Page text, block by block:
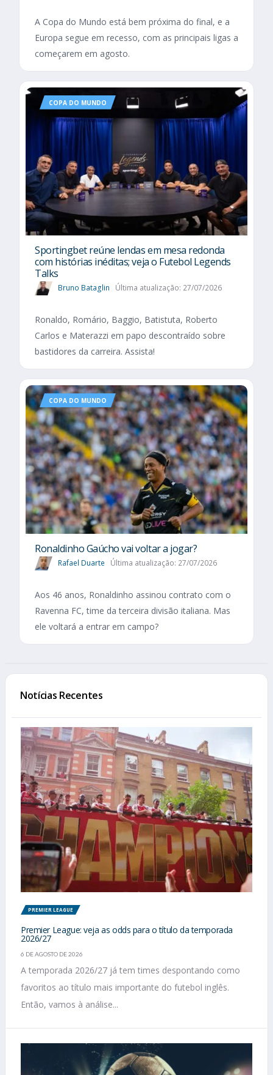
A Copa do Mundo está bem próxima do final, e a
Europa segue em recesso, com as principais ligas a
começarem em agosto.
COPA DO MUNDO
Sportingbet reúne lendas em mesa redonda
com histórias inéditas; veja o Futebol Legends
Talks
Bruno Bataglin Última atualização: 27/07/2026
Ronaldo, Romário, Baggio, Batistuta, Roberto
Carlos e Materazzi em papo descontraído sobre
bastidores da carreira. Assista!
COPA DO MUNDO
Ronaldinho Gaúcho vai voltar a jogar?
Rafael Duarte Última atualização: 27/07/2026
Aos 46 anos, Ronaldinho assinou contrato com o
Ravenna FC, time da terceira divisão italiana. Mas
ele voltará a entrar em campo?
Notícias Recentes
PREMIER LEAGUE
Premier League: veja as odds para o título da temporada
2026/27
6 DE AGOSTO DE 2026
A temporada 2026/27 já tem times despontando como
favoritos ao título mais importante do futebol inglês.
Então, vamos à análise...